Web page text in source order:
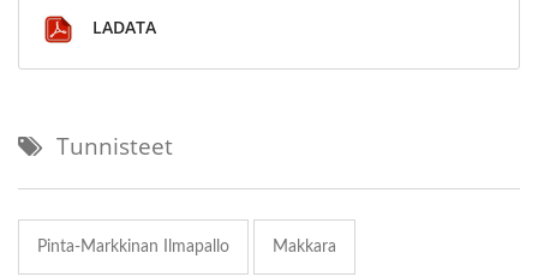
LADATA
Tunnisteet
Pinta-Markkinan Ilmapallo Makkara